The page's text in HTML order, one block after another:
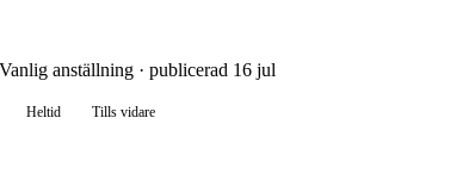
anställning · publicerad 16 jul
Heltid Tills vidare